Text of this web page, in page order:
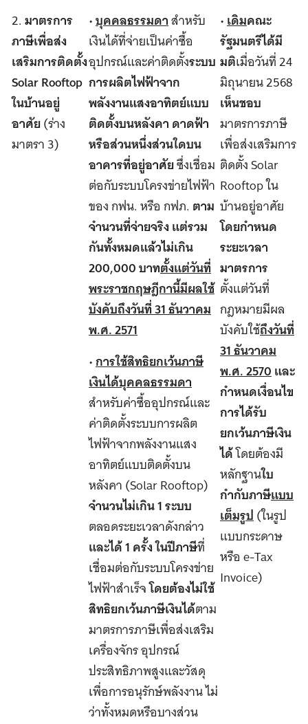
2.มาตรการ
ภาษีเพื่อส่ง
เสริมการติดตั้ง
Solar Rooftop
ในบ้านอยู่
อาศัย(ร่าง
มาตรา 3)
•บุคคลธรรมดาสำหรับ
เงินได้ที่จ่ายเป็นค่าซื้อ
อุปกรณ์และค่าติดตั้งระบบ
การผลิตไฟฟ้าจาก
พลังงานแสงอาทิตย์แบบ
ติดตั้งบนหลังคา ดาดฟ้า
หรือส่วนหนึ่งส่วนใดบน
อาคารที่อยู่อาศัยซึ่งเชื่อม
ต่อกับระบบโครงข่ายไฟฟ้า
ของ กฟน. หรือ กฟภ. ตาม
จำนวนที่จ่ายจริง แต่รวม
กันทั้งหมดแล้วไม่เกิน
200,000 บาทตั้งแต่วันที่
พระราชกฤษฎีกานี้มีผลใช้
บังคับถึงวันที่ 31 ธันวาคม
พ.ศ. 2571
•การใช้สิทธิยกเว้นภาษี
เงินได้บุคคลธรรมดา
สำหรับค่าซื้ออุปกรณ์และ
ค่าติดตั้งระบบการผลิต
ไฟฟ้าจากพลังงานแสง
อาทิตย์แบบติดตั้งบน
หลังคา (Solar Rooftop)
จำนวนไม่เกิน 1 ระบบ
ตลอดระยะเวลาดังกล่าว
และได้ 1 ครั้ง ในปีภาษีที่
เชื่อมต่อกับระบบโครงข่าย
ไฟฟ้าสำเร็จโดยต้องไม่ใช้
สิทธิยกเว้นภาษีเงินได้ตาม
มาตรการภาษีเพื่อส่งเสริม
เครื่องจักร อุปกรณ์
ประสิทธิภาพสูงและวัสดุ
เพื่อการอนุรักษ์พลังงาน ไม่
ว่าทั้งหมดหรือบางส่วน
•เดิมคณะ
รัฐมนตรีได้มี
มติเมื่อวันที่ 24
มิถุนายน 2568
เห็นชอบ
มาตรการภาษี
เพื่อส่งเสริมการ
ติดตั้ง Solar
Rooftop ใน
บ้านอยู่อาศัย
โดยกำหนด
ระยะเวลา
มาตรการ
ตั้งแต่วันที่
กฎหมายมีผล
บังคับใช้ถึงวันที่
31 ธันวาคม
พ.ศ. 2570และ
กำหนดเงื่อนไข
การได้รับ
ยกเว้นภาษีเงิน
ได้โดยต้องมี
หลักฐานใบ
กำกับภาษีแบบ
เต็มรูป(ในรูป
แบบกระดาษ
หรือ e-Tax
Invoice)